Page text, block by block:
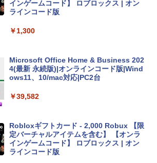
e Intelligence、Liquid Retinaディスプ
レイ、8GBメモリ、512GB SSD、1080p
ィゴ + 3年延長 AppleCare+ for 13インチ
￥162,598
ンケース Dell NEC Lavie ASUS HP dyna
￥2,952
Apple 2026 MacBook Air M5チップ搭載
インゲームコード】 ロブロックス | オン
ラインコード版
￥1,300
Microsoft Office Home & Business 202
4(最新 永続版)|オンラインコード版|Wind
ows11、10/mac対応|PC2台
￥39,582
Robloxギフトカード - 2,000 Robux 【限
定バーチャルアイテムを含む】 【オンラ
インゲームコード】 ロブロックス | オン
ラインコード版